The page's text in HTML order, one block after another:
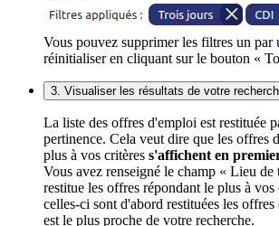
Vous pouvez supprimer les filtres un par
réinitialiser en cliquant sur le bouton «
3. Visualiser les résultats de votre
La liste des offres d'emploi est restituée
pertinence. Cela veut dire que les offres
plus à vos critères s'affichent en
Vous avez renseigné le champ « Lieu
restitue les offres répondant le plus à vos
celles-ci sont d'abord restituées les
est le plus proche de votre recherche.